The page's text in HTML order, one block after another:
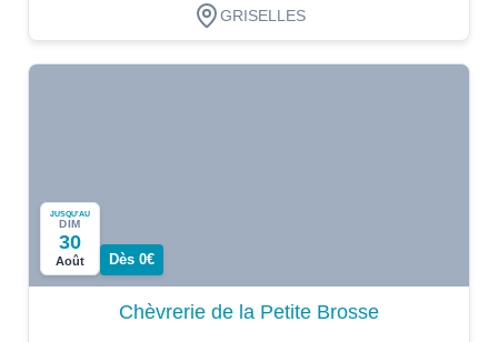
GRISELLES
JUSQU'AU
DIM
30
Août Dès 0€
Chèvrerie de la Petite Brosse